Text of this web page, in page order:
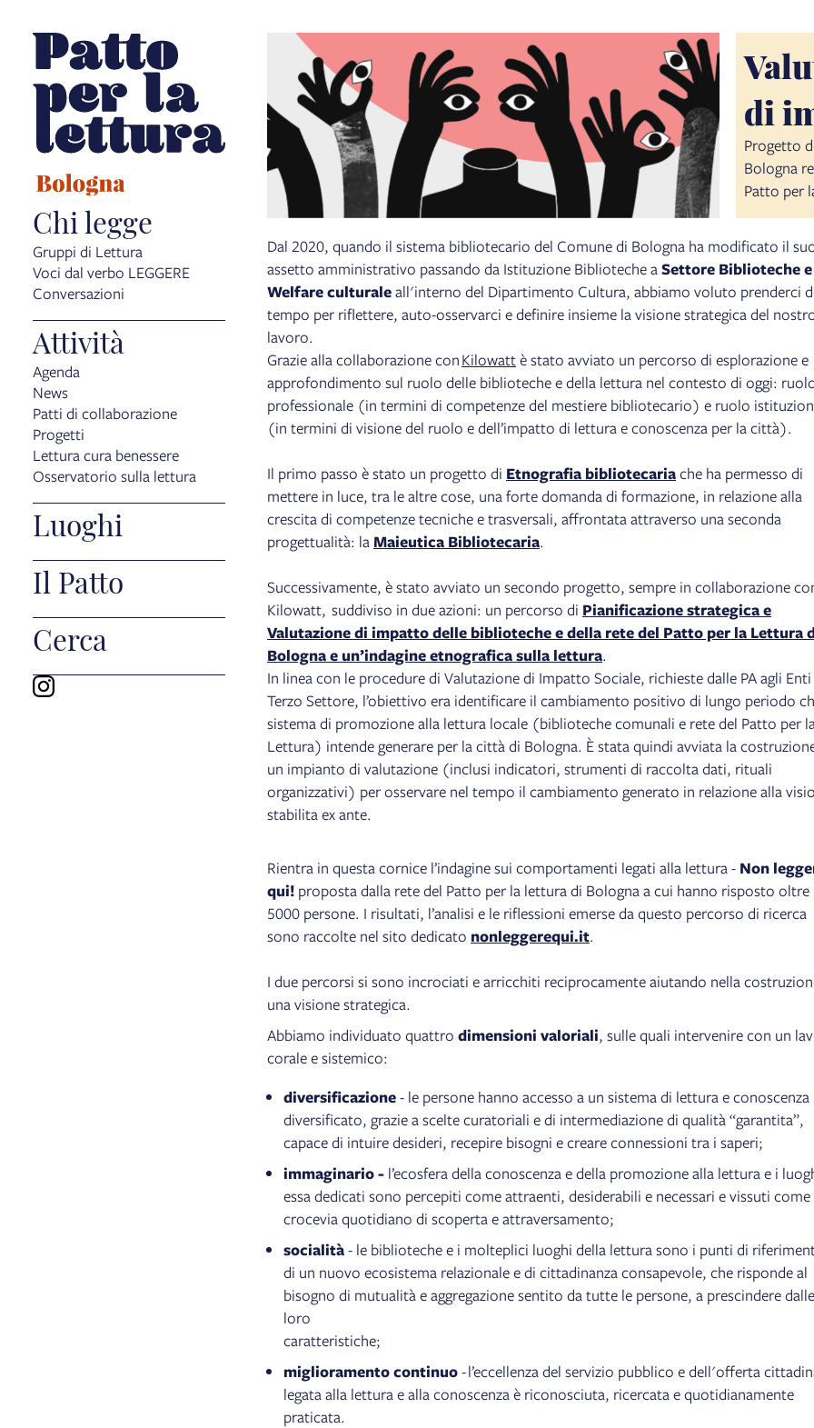
Chi legge
Gruppi di Lettura
Voci dal verbo LEGGERE
Conversazioni
Attività
Agenda
News
Patti di collaborazione
Progetti
Lettura cura benessere
Osservatorio sulla lettura
Luoghi
Il Patto
Cerca
di
Progetto
Bologna
Patto per
Dal 2020, quando il sistema bibliotecario del Comune di Bologna ha modificato il
assetto amministrativo passando da Istituzione Biblioteche aSettore Biblioteche e
Welfare culturaleall'interno del Dipartimento Cultura, abbiamo voluto prenderci
tempo per riflettere, auto-osservarci e definire insieme la visione strategica del
lavoro.
Grazie alla collaborazione conKilowattè stato avviato un percorso di esplorazione e
approfondimento sul ruolo delle biblioteche e della lettura nel contesto di oggi:
professionale (in termini di competenze del mestiere bibliotecario) e ruolo
(in termini di visione del ruolo e dell’impatto di lettura e conoscenza per la città).
Il primo passo è stato un progetto di Etnografia bibliotecariache ha permesso di
mettere in luce, tra le altre cose, una forte domanda di formazione, in relazione alla
crescita di competenze tecniche e trasversali, affrontata attraverso una seconda
progettualità: la Maieutica Bibliotecaria.
Successivamente, è stato avviato un secondo progetto, sempre in collaborazione
Kilowatt, suddiviso in due azioni: un percorso di Pianificazione strategica e
Valutazione di impatto delle biblioteche e della rete del Patto per la Lettura
Bologna e un’indagine etnografica sulla lettura.
In linea con le procedure di Valutazione di Impatto Sociale, richieste dalle PA agli Enti
Terzo Settore, l’obiettivo era identificare il cambiamento positivo di lungo periodo
sistema di promozione alla lettura locale (biblioteche comunali e rete del Patto per
Lettura) intende generare per la città di Bologna. È stata quindi avviata la
un impianto di valutazione (inclusi indicatori, strumenti di raccolta dati, rituali
organizzativi) per osservare nel tempo il cambiamento generato in relazione alla
stabilita ex ante.
Rientra in questa cornice l’indagine sui comportamenti legati alla lettura - Non
qui! proposta dalla rete del Patto per la lettura di Bologna a cui hanno risposto oltre
5000 persone. I risultati, l’analisi e le riflessioni emerse da questo percorso di ricerca
sono raccolte nel sito dedicato nonleggerequi.it.
I due percorsi si sono incrociati e arricchiti reciprocamente aiutando nella
una visione strategica.
Abbiamo individuato quattro dimensioni valoriali, sulle quali intervenire con un
corale e sistemico:
diversificazione- le persone hanno accesso a un sistema di lettura e conoscenza
diversificato, grazie a scelte curatoriali e di intermediazione di qualità “garantita”,
capace di intuire desideri, recepire bisogni e creare connessioni tra i saperi;
immaginario - l’ecosfera della conoscenza e della promozione alla lettura e i
essa dedicati sono percepiti come attraenti, desiderabili e necessari e vissuti come
crocevia quotidiano di scoperta e attraversamento;
socialità- le biblioteche e i molteplici luoghi della lettura sono i punti di
di un nuovo ecosistema relazionale e di cittadinanza consapevole, che risponde al
bisogno di mutualità e aggregazione sentito da tutte le persone, a prescindere dalle
loro
caratteristiche;
miglioramento continuo- l’eccellenza del servizio pubblico e dell'offerta
legata alla lettura e alla conoscenza è riconosciuta, ricercata e quotidianamente
praticata.